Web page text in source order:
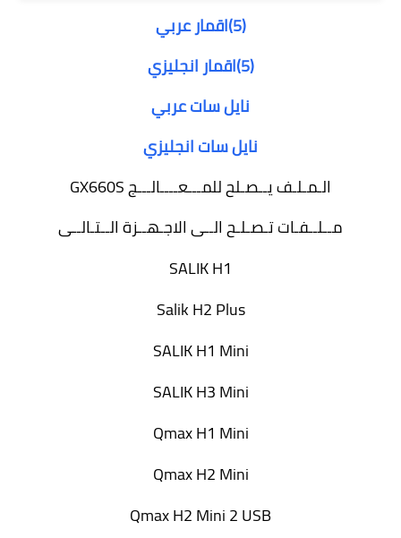
(5)اقمار عربي
(5)اقمار انجليزي
نايل سات عربي
نايل سات انجليزي
الـمـلـف يــصـلح للمـــعــــالـــج GX660S
مــلــفـات تـصـلـح الــى الاجـهــزة الــتـالــى
SALIK H1
Salik H2 Plus
SALIK H1 Mini
SALIK H3 Mini
Qmax H1 Mini
Qmax H2 Mini
Qmax H2 Mini 2 USB